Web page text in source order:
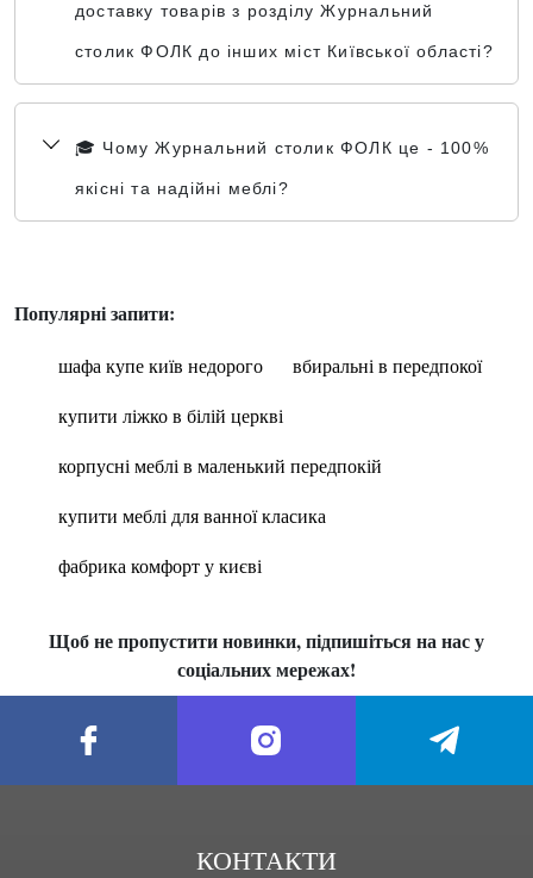
доставку товарів з розділу Журнальний
столик ФОЛК до інших міст Київської області?
🎓 Чому Журнальний столик ФОЛК це - 100%
якісні та надійні меблі?
Популярні запити:
шафа купе київ недорого
вбиральні в передпокої
купити ліжко в білій церкві
корпусні меблі в маленький передпокій
купити меблі для ванної класика
фабрика комфорт у києві
Щоб не пропустити новинки, підпишіться на нас у
соціальних мережах!
КОНТАКТИ